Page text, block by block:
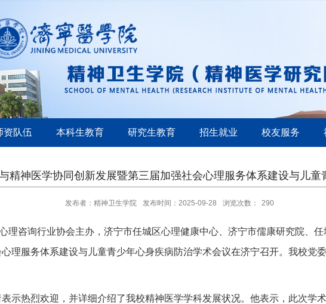
资队伍 本科生教育 研究生教育 招生就业 校友服务
精神医学协同创新发展暨第三届加强社会心理服务体系建设与儿童
发布者：精神卫生学院 发布时间：2025-09-28 浏览次数： 290
理咨询行业协会主办，济宁市任城区心理健康中心、济宁市儒康研究院、
理服务体系建设与儿童青少年心身疾病防治学术会议在济宁召开。我校党
示热烈欢迎，并详细介绍了我校精神医学学科发展状况。他表示，此次学